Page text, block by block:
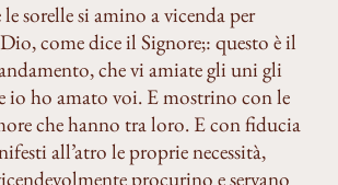
sorelle si amino a vicenda per
come dice il Signore;: questo è il
che vi amiate gli uni gli
io ho amato voi. E mostrino con le
che hanno tra loro. E con fiducia
all’atro le proprie necessità,
procurino e servano